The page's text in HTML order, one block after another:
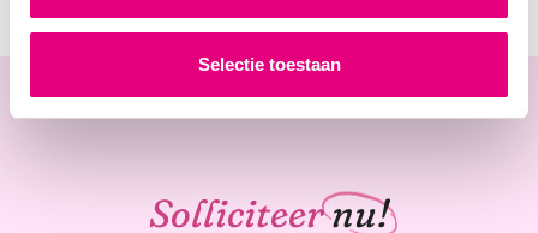
Selectie toestaan
Solliciteernu!